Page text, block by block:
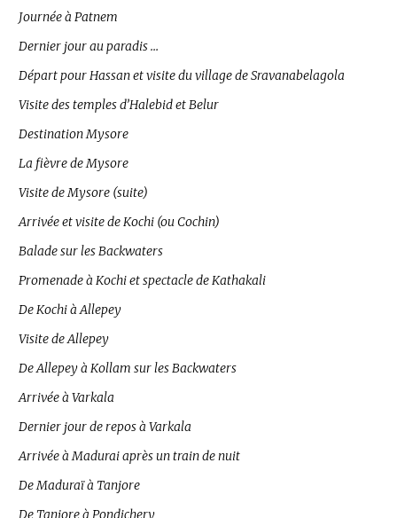
Journée à Patnem
Dernier jour au paradis …
Départ pour Hassan et visite du village de Sravanabelagola
Visite des temples d’Halebid et Belur
Destination Mysore
La fièvre de Mysore
Visite de Mysore (suite)
Arrivée et visite de Kochi (ou Cochin)
Balade sur les Backwaters
Promenade à Kochi et spectacle de Kathakali
De Kochi à Allepey
Visite de Allepey
De Allepey à Kollam sur les Backwaters
Arrivée à Varkala
Dernier jour de repos à Varkala
Arrivée à Madurai après un train de nuit
De Maduraï à Tanjore
De Tanjore à Pondichery